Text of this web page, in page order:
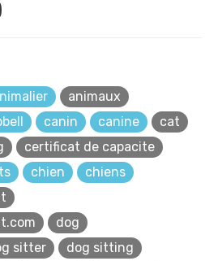
animaux
canin canine
cat
certificat de capacite
chien
chiens
dog
sitter
dog sitting